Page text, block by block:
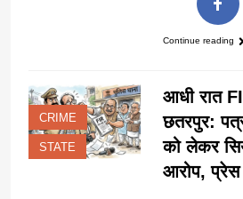
Continue reading
CRIME
STATE
आधी रात
छतरपुर:
को लेकर
आरोप,